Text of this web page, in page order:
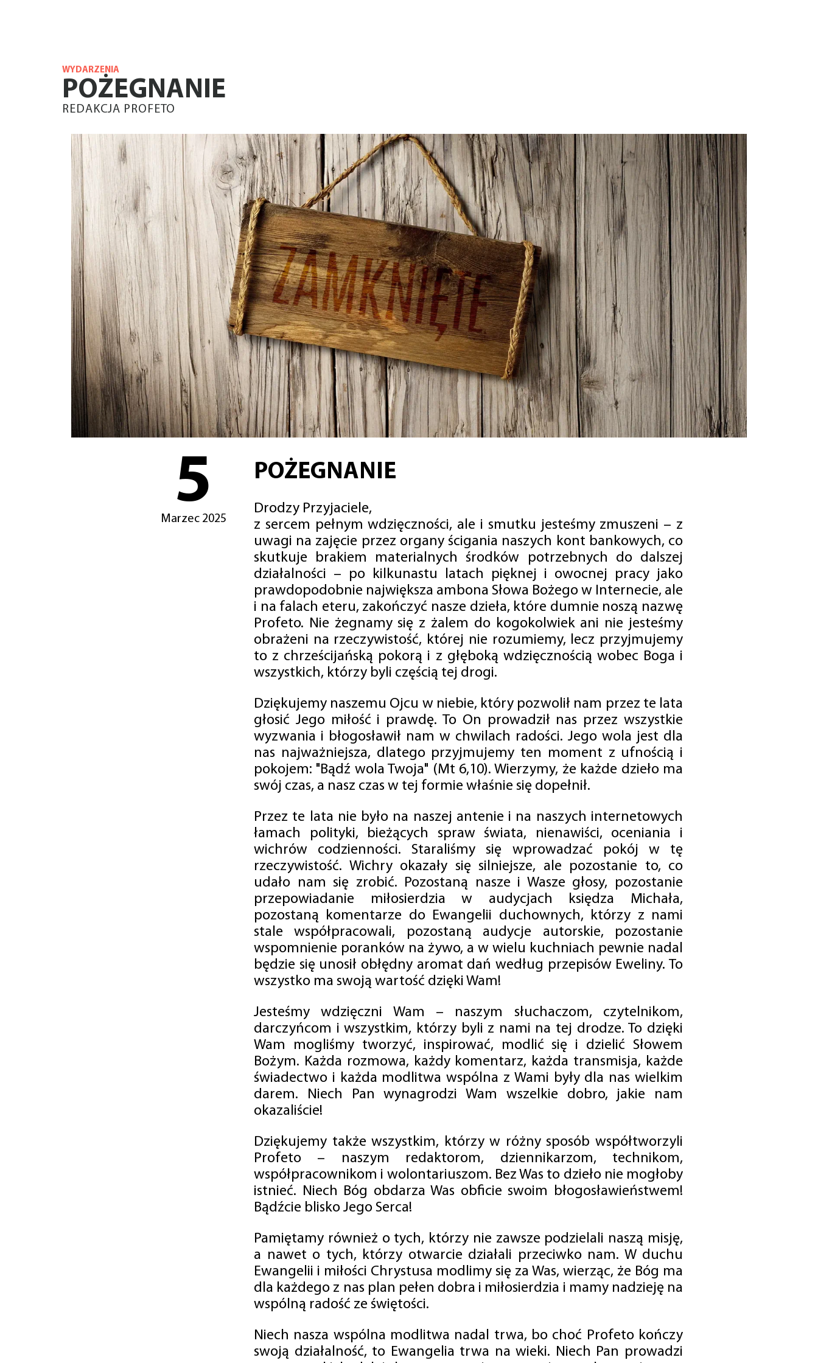
WYDARZENIA
POŻEGNANIE
REDAKCJA PROFETO
5
Marzec 2025
POŻEGNANIE
Drodzy Przyjaciele,
z sercem pełnym wdzięczności, ale i smutku jesteśmy zmuszeni – z
uwagi na zajęcie przez organy ścigania naszych kont bankowych, co
skutkuje brakiem materialnych środków potrzebnych do dalszej
działalności – po kilkunastu latach pięknej i owocnej pracy jako
prawdopodobnie największa ambona Słowa Bożego w Internecie, ale
i na falach eteru, zakończyć nasze dzieła, które dumnie noszą nazwę
Profeto. Nie żegnamy się z żalem do kogokolwiek ani nie jesteśmy
obrażeni na rzeczywistość, której nie rozumiemy, lecz przyjmujemy
to z chrześcijańską pokorą i z głęboką wdzięcznością wobec Boga i
wszystkich, którzy byli częścią tej drogi.
Dziękujemy naszemu Ojcu w niebie, który pozwolił nam przez te lata
głosić Jego miłość i prawdę. To On prowadził nas przez wszystkie
wyzwania i błogosławił nam w chwilach radości. Jego wola jest dla
nas najważniejsza, dlatego przyjmujemy ten moment z ufnością i
pokojem: "Bądź wola Twoja" (Mt 6,10). Wierzymy, że każde dzieło ma
swój czas, a nasz czas w tej formie właśnie się dopełnił.
Przez te lata nie było na naszej antenie i na naszych internetowych
łamach polityki, bieżących spraw świata, nienawiści, oceniania i
wichrów codzienności. Staraliśmy się wprowadzać pokój w tę
rzeczywistość. Wichry okazały się silniejsze, ale pozostanie to, co
udało nam się zrobić. Pozostaną nasze i Wasze głosy, pozostanie
przepowiadanie miłosierdzia w audycjach księdza Michała,
pozostaną komentarze do Ewangelii duchownych, którzy z nami
stale współpracowali, pozostaną audycje autorskie, pozostanie
wspomnienie poranków na żywo, a w wielu kuchniach pewnie nadal
będzie się unosił obłędny aromat dań według przepisów Eweliny. To
wszystko ma swoją wartość dzięki Wam!
Jesteśmy wdzięczni Wam – naszym słuchaczom, czytelnikom,
darczyńcom i wszystkim, którzy byli z nami na tej drodze. To dzięki
Wam mogliśmy tworzyć, inspirować, modlić się i dzielić Słowem
Bożym. Każda rozmowa, każdy komentarz, każda transmisja, każde
świadectwo i każda modlitwa wspólna z Wami były dla nas wielkim
darem. Niech Pan wynagrodzi Wam wszelkie dobro, jakie nam
okazaliście!
Dziękujemy także wszystkim, którzy w różny sposób współtworzyli
Profeto – naszym redaktorom, dziennikarzom, technikom,
współpracownikom i wolontariuszom. Bez Was to dzieło nie mogłoby
istnieć. Niech Bóg obdarza Was obficie swoim błogosławieństwem!
Bądźcie blisko Jego Serca!
Pamiętamy również o tych, którzy nie zawsze podzielali naszą misję,
a nawet o tych, którzy otwarcie działali przeciwko nam. W duchu
Ewangelii i miłości Chrystusa modlimy się za Was, wierząc, że Bóg ma
dla każdego z nas plan pełen dobra i miłosierdzia i mamy nadzieję na
wspólną radość ze świętości.
Niech nasza wspólna modlitwa nadal trwa, bo choć Profeto kończy
swoją działalność, to Ewangelia trwa na wieki. Niech Pan prowadzi